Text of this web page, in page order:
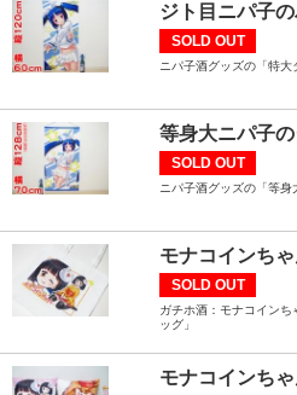
ジト目ニパ子
SOLD OUT
ニパ子酒グッズの「特大
等身大ニパ子
SOLD OUT
ニパ子酒グッズの「等身
モナコインち
SOLD OUT
ガチホ酒：モナコイン
ッグ」
モナコインち